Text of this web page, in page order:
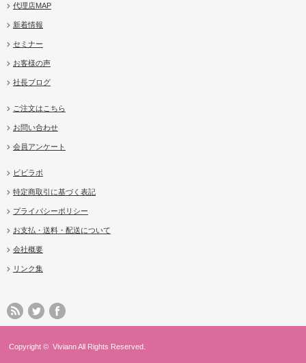
代理店MAP
新着情報
セミナー
お客様の声
社長ブログ
ご注文はこちら
お問い合わせ
会員アンケート
ビビラボ
特定商取引に基づく表記
プライバシーポリシー
お支払・送料・配送について
会社概要
リンク集
Copyright ©ViviannAll Rights Reserved.